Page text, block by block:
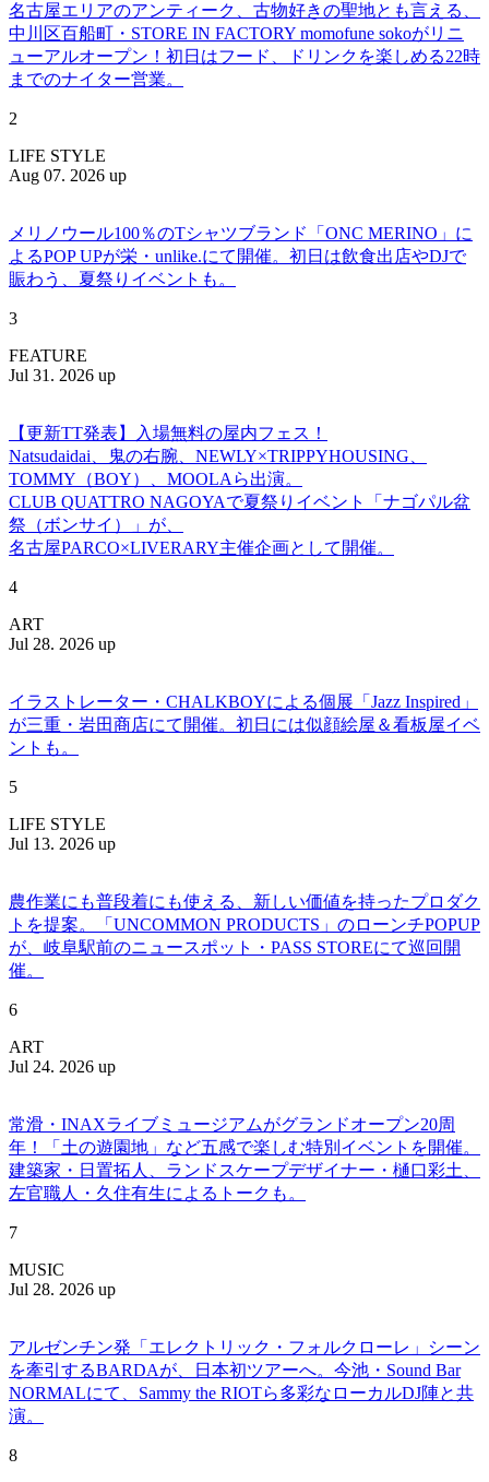
名古屋エリアのアンティーク、古物好きの聖地とも言える、
中川区百船町・STORE IN FACTORY momofune sokoがリニ
ューアルオープン！初日はフード、ドリンクを楽しめる22時
までのナイター営業。
2
LIFE STYLE
Aug 07. 2026 up
メリノウール100％のTシャツブランド「ONC MERINO」に
よるPOP UPが栄・unlike.にて開催。初日は飲食出店やDJで
賑わう、夏祭りイベントも。
3
FEATURE
Jul 31. 2026 up
【更新TT発表】入場無料の屋内フェス！
Natsudaidai、鬼の右腕、NEWLY×TRIPPYHOUSING、
TOMMY（BOY）、MOOLAら出演。
CLUB QUATTRO NAGOYAで夏祭りイベント「ナゴパル盆
祭（ボンサイ）」が、
名古屋PARCO×LIVERARY主催企画として開催。
4
ART
Jul 28. 2026 up
イラストレーター・CHALKBOYによる個展「Jazz Inspired」
が三重・岩田商店にて開催。初日には似顔絵屋＆看板屋イベ
ントも。
5
LIFE STYLE
Jul 13. 2026 up
農作業にも普段着にも使える、新しい価値を持ったプロダク
トを提案。「UNCOMMON PRODUCTS」のローンチPOPUP
が、岐阜駅前のニュースポット・PASS STOREにて巡回開
催。
6
ART
Jul 24. 2026 up
常滑・INAXライブミュージアムがグランドオープン20周
年！「土の遊園地」など五感で楽しむ特別イベントを開催。
建築家・日置拓人、ランドスケープデザイナー・樋口彩土、
左官職人・久住有生によるトークも。
7
MUSIC
Jul 28. 2026 up
アルゼンチン発「エレクトリック・フォルクローレ」シーン
を牽引するBARDAが、日本初ツアーへ。今池・Sound Bar
NORMALにて、Sammy the RIOTら多彩なローカルDJ陣と共
演。
8